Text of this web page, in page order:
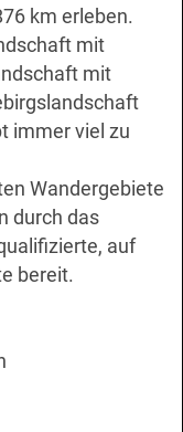
km erleben.
mit
mit
immer viel zu
Wandergebiete
durch das
auf
bereit.